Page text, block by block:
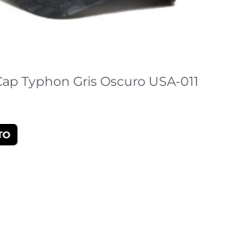
Typhon Gris Oscuro USA-011